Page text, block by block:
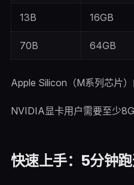
13B 16GB
70B 64GB
Apple Silicon（M系列芯片
NVIDIA显卡用户需要至少
快速上手：5分钟